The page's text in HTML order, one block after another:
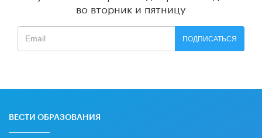
во вторник и пятницу
ПОДПИСАТЬСЯ
ВЕСТИ ОБРАЗОВАНИЯ